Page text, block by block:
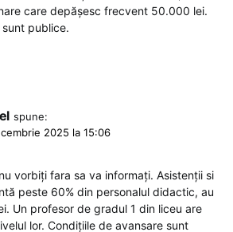
care depășesc frecvent 50.000 lei.
publice.
spune:
2025 la 15:06
vorbiți fara sa va informați. Asistenții si
peste 60% din personalul didactic, au
Un profesor de gradul 1 din liceu are
lor. Condițiile de avansare sunt